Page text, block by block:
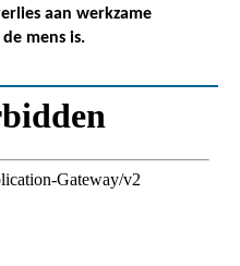
aan werkzame
mens is.